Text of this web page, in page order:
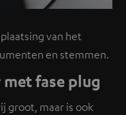
van het
en stemmen.
fase plug
groot, maar is ook